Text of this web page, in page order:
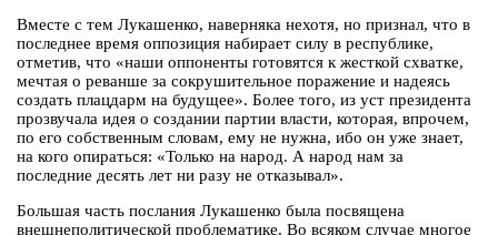
Вместе с тем Лукашенко, наверняка нехотя, но признал, что в
последнее время оппозиция набирает силу в республике,
отметив, что «наши оппоненты готовятся к жесткой схватке,
мечтая о реванше за сокрушительное поражение и надеясь
создать плацдарм на будущее». Более того, из уст президента
прозвучала идея о создании партии власти, которая, впрочем,
по его собственным словам, ему не нужна, ибо он уже знает,
на кого опираться: «Только на народ. А народ нам за
последние десять лет ни разу не отказывал».
Большая часть послания Лукашенко была посвящена
внешнеполитической проблематике. Во всяком случае многое